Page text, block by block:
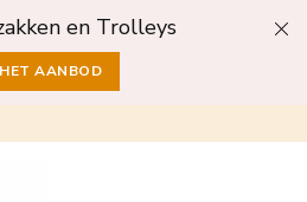
en Trolleys
AANBOD